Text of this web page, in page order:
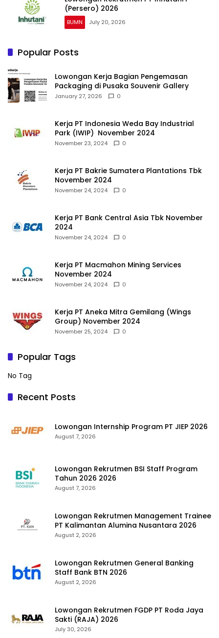
(Persero) 2026
BUMN July 20, 2026
Popular Posts
Lowongan Kerja Bagian Pengemasan
Packaging di Pusaka Souvenir Gallery
January 27, 2026 0
Kerja PT Indonesia Weda Bay Industrial
Park (IWIP) November 2024
November 23, 2024 0
Kerja PT Bakrie Sumatera Plantations Tbk
November 2024
November 24, 2024 0
Kerja PT Bank Central Asia Tbk November
2024
November 24, 2024 0
Kerja PT Macmahon Mining Services
November 2024
November 24, 2024 0
Kerja PT Aneka Mitra Gemilang (Wings
Group) November 2024
November 25, 2024 0
Popular Tags
No Tag
Recent Posts
Lowongan Internship Program PT JIEP 2026
August 7, 2026
Lowongan Rekrutmen BSI Staff Program
Tahun 2026 2026
August 7, 2026
Lowongan Rekrutmen Management Trainee
PT Kalimantan Alumina Nusantara 2026
August 2, 2026
Lowongan Rekrutmen General Banking
Staff Bank BTN 2026
August 2, 2026
Lowongan Rekrutmen FGDP PT Roda Jaya
Sakti (RAJA) 2026
July 30, 2026